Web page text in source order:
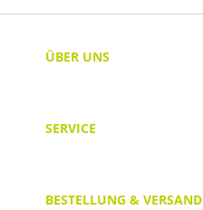
ÜBER UNS
SERVICE
BESTELLUNG & VERSAND